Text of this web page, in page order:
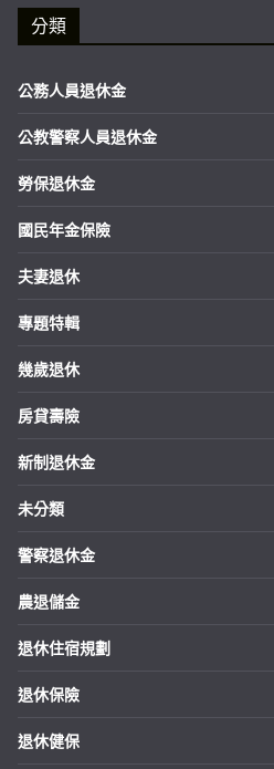
分類
公務人員退休金
公教警察人員退休金
勞保退休金
國民年金保險
夫妻退休
專題特輯
幾歲退休
房貸壽險
新制退休金
未分類
警察退休金
農退儲金
退休住宿規劃
退休保險
退休健保